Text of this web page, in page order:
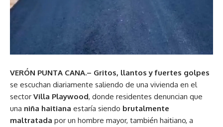
VERÓN PUNTA CANA.– Gritos, llantos y fuertes golpes
se escuchan diariamente saliendo de una vivienda en el
sector Villa Playwood, donde residentes denuncian que
una niña haitiana estaría siendo brutalmente
maltratada por un hombre mayor, también haitiano, a